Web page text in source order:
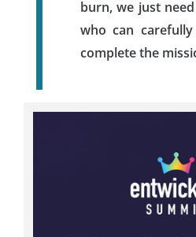
burn, we just
who can
complete the